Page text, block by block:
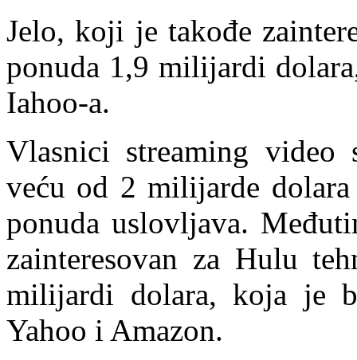
Jelo, koji je takođe
ponuda 1,9 milijardi
Iahoo-a.
Vlasnici streaming
veću od 2 milijarde
ponuda uslovljava.
zainteresovan za Hulu
milijardi dolara, koja je
Yahoo i Amazon.